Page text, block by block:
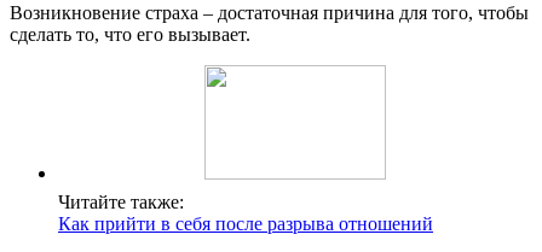
Возникновение страха – достаточная причина для того, чтобы
сделать то, что его вызывает.
Читайте также:
Как прийти в себя после разрыва отношений